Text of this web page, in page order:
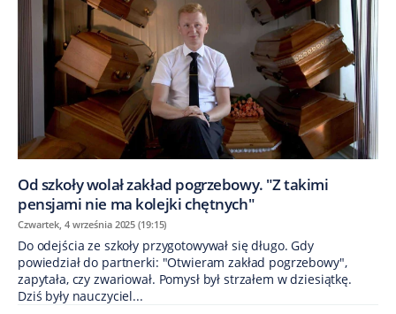
Od szkoły wolał zakład pogrzebowy. "Z takimi
pensjami nie ma kolejki chętnych"
Czwartek, 4 września 2025 (19:15)
Do odejścia ze szkoły przygotowywał się długo. Gdy
powiedział do partnerki: "Otwieram zakład pogrzebowy",
zapytała, czy zwariował. Pomysł był strzałem w dziesiątkę.
Dziś były nauczyciel...